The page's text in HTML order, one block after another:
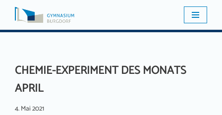
Zum
CHEMIE-EXPERIMENT DES MONATS
APRIL
4. Mai 2021